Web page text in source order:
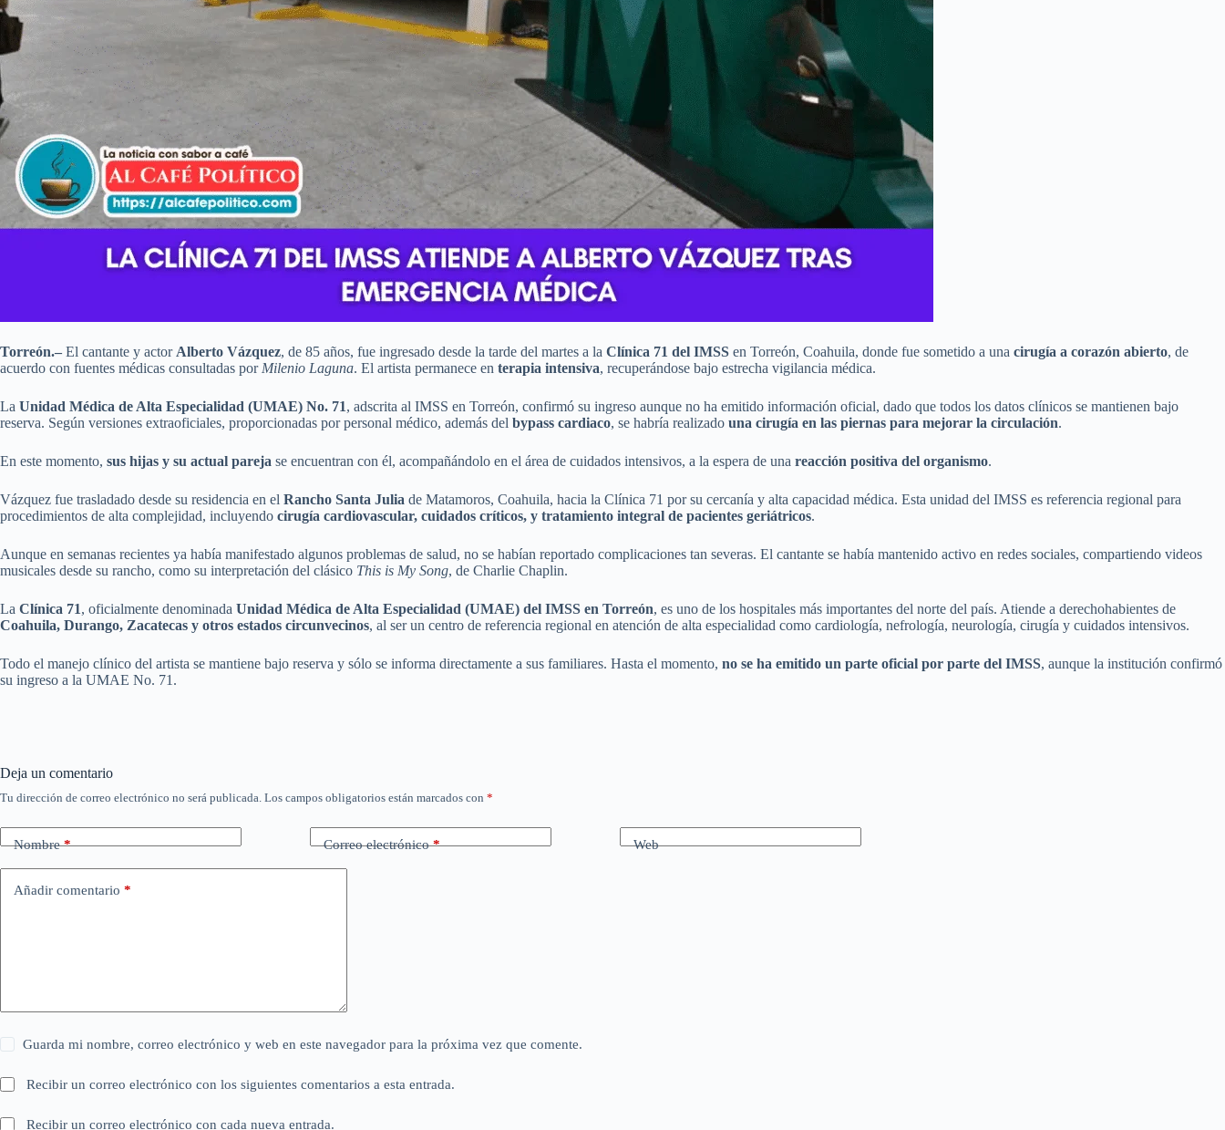
Torreón.– El cantante y actor Alberto Vázquez, de 85 años, fue ingresado desde la tarde del martes a la Clínica 71 del IMSS en Torreón, Coahuila, donde fue sometido a una cirugía a corazón abierto, de
acuerdo con fuentes médicas consultadas por Milenio Laguna. El artista permanece en terapia intensiva, recuperándose bajo estrecha vigilancia médica.
La Unidad Médica de Alta Especialidad (UMAE) No. 71, adscrita al IMSS en Torreón, confirmó su ingreso aunque no ha emitido información oficial, dado que todos los datos clínicos se mantienen bajo
reserva. Según versiones extraoficiales, proporcionadas por personal médico, además del bypass cardiaco, se habría realizado una cirugía en las piernas para mejorar la circulación.
En este momento, sus hijas y su actual pareja se encuentran con él, acompañándolo en el área de cuidados intensivos, a la espera de una reacción positiva del organismo.
Vázquez fue trasladado desde su residencia en el Rancho Santa Julia de Matamoros, Coahuila, hacia la Clínica 71 por su cercanía y alta capacidad médica. Esta unidad del IMSS es referencia regional para
procedimientos de alta complejidad, incluyendo cirugía cardiovascular, cuidados críticos, y tratamiento integral de pacientes geriátricos.
Aunque en semanas recientes ya había manifestado algunos problemas de salud, no se habían reportado complicaciones tan severas. El cantante se había mantenido activo en redes sociales, compartiendo videos
musicales desde su rancho, como su interpretación del clásico This is My Song, de Charlie Chaplin.
La Clínica 71, oficialmente denominada Unidad Médica de Alta Especialidad (UMAE) del IMSS en Torreón, es uno de los hospitales más importantes del norte del país. Atiende a derechohabientes de
Coahuila, Durango, Zacatecas y otros estados circunvecinos, al ser un centro de referencia regional en atención de alta especialidad como cardiología, nefrología, neurología, cirugía y cuidados intensivos.
Todo el manejo clínico del artista se mantiene bajo reserva y sólo se informa directamente a sus familiares. Hasta el momento, no se ha emitido un parte oficial por parte del IMSS, aunque la institución confirmó
su ingreso a la UMAE No. 71.
Deja un comentario
Tu dirección de correo electrónico no será publicada. Los campos obligatorios están marcados con *
Nombre* Correo electrónico* Web
Añadir comentario *
Guarda mi nombre, correo electrónico y web en este navegador para la próxima vez que comente.
Recibir un correo electrónico con los siguientes comentarios a esta entrada.
Recibir un correo electrónico con cada nueva entrada.